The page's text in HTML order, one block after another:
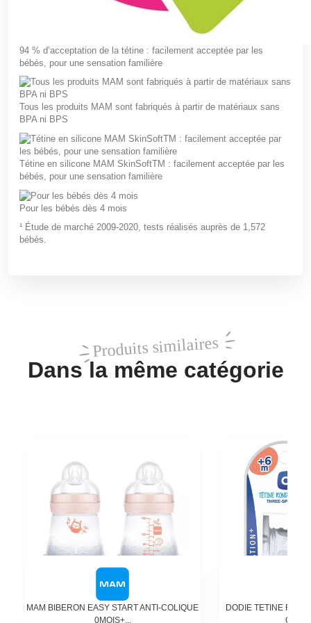
94 % d’acceptation de la tétine : facilement acceptée par les
bébés, pour une sensation familière
Tous les produits MAM sont fabriqués à partir de matériaux sans
BPA ni BPS
Tétine en silicone MAM SkinSoftTM : facilement acceptée par les
bébés, pour une sensation familière
Pour les bébés dès 4 mois
¹ Étude de marché 2009-2020, tests réalisés auprès de 1,572
bébés.
Produits similaires
Dans la même catégorie
MAM BIBERON EASY START ANTI-COLIQUE
0MOIS+...
DODIE TETINE